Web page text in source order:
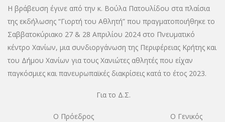
Η βράβευση έγινε από την κ. Βούλα Πατουλίδου στα πλαίσια
της εκδήλωσης “Γιορτή του Αθλητή” που πραγματοποιήθηκε το
Σαββατοκύριακο 27 & 28 Απριλίου 2024 στο Πνευματικό
κέντρο Χανίων, μια συνδιοργάνωση της Περιφέρειας Κρήτης και
του Δήμου Χανίων για τους Χανιώτες αθλητές που είχαν
παγκόσμιες και πανευρωπαϊκές διακρίσεις κατά το έτος 2023.
Για το Δ.Σ.
Ο Πρόεδρος Ο Γενικός